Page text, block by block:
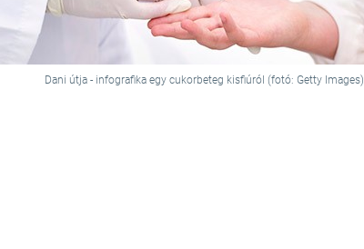
Dani útja - infografika egy cukorbeteg kisfiúról (fotó: Getty Images)